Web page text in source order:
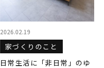
2026.02.19
家づくりのこと
日常生活に「非日常」のゆ